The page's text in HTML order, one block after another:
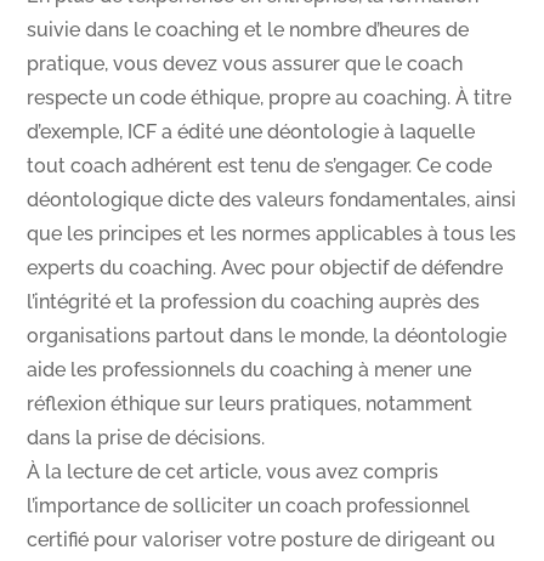
suivie dans le coaching et le nombre d’heures de
pratique, vous devez vous assurer que le coach
respecte un code éthique, propre au coaching. À titre
d’exemple, ICF a édité une déontologie à laquelle
tout coach adhérent est tenu de s’engager. Ce code
déontologique dicte des valeurs fondamentales, ainsi
que les principes et les normes applicables à tous les
experts du coaching. Avec pour objectif de défendre
l’intégrité et la profession du coaching auprès des
organisations partout dans le monde, la déontologie
aide les professionnels du coaching à mener une
réflexion éthique sur leurs pratiques, notamment
dans la prise de décisions.
À la lecture de cet article, vous avez compris
l’importance de solliciter un coach professionnel
certifié pour valoriser votre posture de dirigeant ou